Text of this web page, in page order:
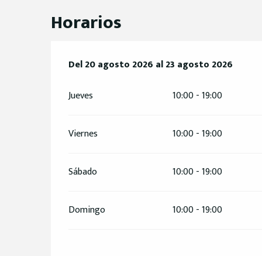
Horarios
Del20 agosto 2026 al23 agosto 2026
Del20 agosto 2026 al23 agosto 2026
Jueves
10:00 - 19:00
Viernes 10:00 - 19:00
Sábado 10:00 - 19:00
Domingo 10:00 - 19:00